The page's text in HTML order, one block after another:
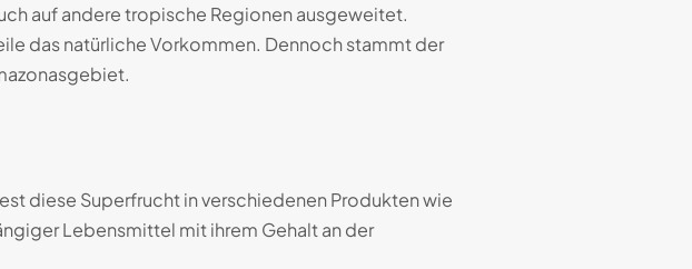
auf andere tropische Regionen ausgeweitet.
das natürliche Vorkommen. Dennoch stammt der
diese Superfrucht in verschiedenen Produkten wie
Lebensmittel mit ihrem Gehalt an der